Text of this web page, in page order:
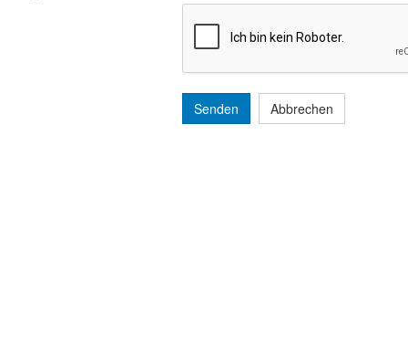
Senden Abbrechen